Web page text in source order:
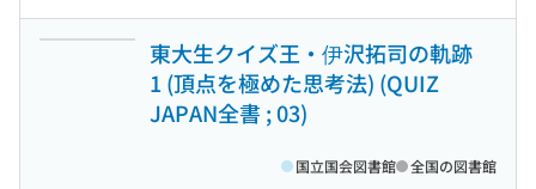
東大生クイズ王・伊沢拓司の軌跡
1 (頂点を極めた思考法) (QUIZ
JAPAN全書 ; 03)
国立国会図書館 全国の図書館